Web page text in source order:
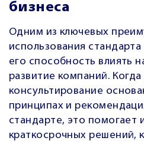
бизнеса
Одним из ключевых
использования стандарта
его способность влиять
развитие компаний.
консультирование
принципах и
стандарте, это помогает
краткосрочных решений,